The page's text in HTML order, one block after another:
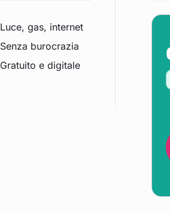
Luce, gas, internet
Senza burocrazia
Gratuito e digitale